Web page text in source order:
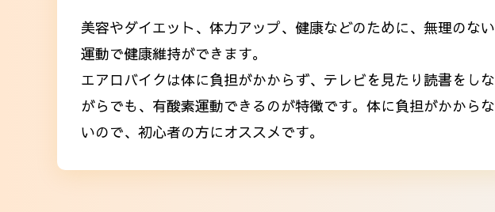
美容やダイエット、体力アップ、健康などのために、無理のない
運動で健康維持ができます。
エアロバイクは体に負担がかからず、テレビを見たり読書をしな
がらでも、有酸素運動できるのが特徴です。体に負担がかからな
いので、初心者の方にオススメです。